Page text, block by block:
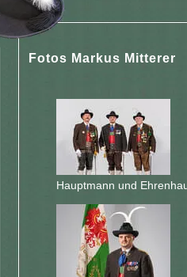
Fotos Markus Mitterer
Hauptmann und